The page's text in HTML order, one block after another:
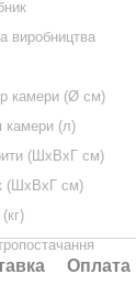
виробництва
камери (Ø см)
камери (л)
(ШхВхГ см)
(ШхВхГ см)
Оплата